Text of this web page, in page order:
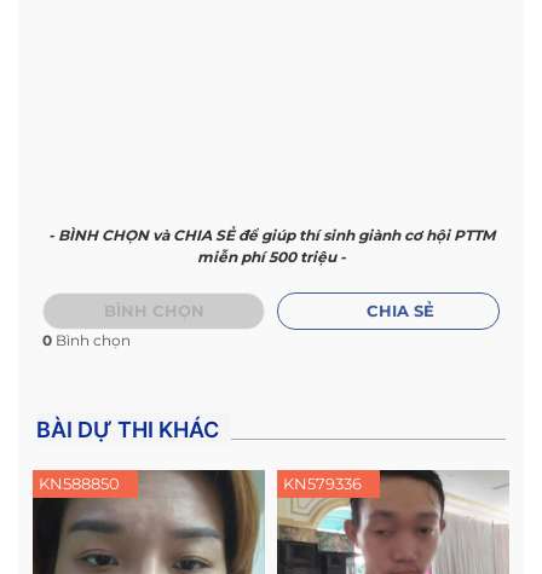
- BÌNH CHỌN và CHIA SẺ để giúp thí sinh giành cơ hội PTTM
miễn phí 500 triệu -
BÌNH CHỌN
0 Bình chọn
CHIA SẺ
BÀI DỰ THI KHÁC
KN588850 KN579336